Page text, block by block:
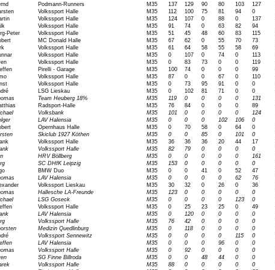
Podmann-Runners M35 137 129 90 80 103 127
Volkssport Halle M35 112 100 75 81 94 0
Volkssport Halle M35 124 107 0 88 0 137
Volkssport Halle M35 91 74 0 63 82 94
Peter Volkssport Halle M35 51 45 48 60 83 115
MC Donald Halle M35 67 62 0 55 70 73
Volkssport Halle M35 61 64 58 55 58 69
Volkssport Halle M35 0 107 0 74 0 113
Volkssport Halle M35 0 83 73 0 0 119
Pirelli - Garage M35 100 74 0 0 0 99
Volkssport Halle M35 87 0 0 67 0 110
Volkssport Halle M35 0 73 95 91 0 0
LSG Lieskau M35 0 102 81 71 0 0
Team Heuberg 18% M35 119 0 0 0 0 131
Radsport-Halle M35 76 84 0 0 0 89
Volksbank M35 101 0 0 0 0 124
LAV Halensia M35 0 0 0 102 106 0
Opernhaus Halle M35 0 70 58 0 64 0
Skiclub 1927 Köthen M35 0 0 85 0 101 0
Volkssport Halle M35 36 36 36 20 44 17
Volkssport Halle M35 82 79 0 0 0 0
HRV Böllberg M35 0 0 0 0 0 161
SC DHfK Leipzig M35 153 0 0 0 0 0
BMW Duo M35 0 0 41 0 52 47
LAV Halensia M35 0 0 0 0 62 76
Volkssport Lieskau M35 30 32 0 26 0 36
Hallesche LA-Freunde M35 123 0 0 0 0 0
LSG Goseck M35 0 0 0 0 123 0
Volkssport Halle M35 0 25 23 25 0 49
LAV Halensia M35 0 120 0 0 0 0
Volkssport Halle M35 76 42 0 0 0 0
Medizin Quedlinburg M35 0 118 0 0 0 0
Volkssport Sennewitz M35 0 0 0 0 115 0
LAV Halensia M35 0 0 0 96 0 0
Volkssport Halle M35 0 92 0 0 0 0
SG Finne Billroda M35 0 0 48 44 0 0
Volkssport Halle M35 88 0 0 0 0 0